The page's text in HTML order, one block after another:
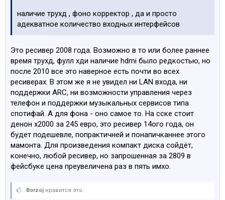
наличие трухд , фоно корректор , да и просто
адекватное количество входных интерфейсов
Это ресивер 2008 года. Возможно в то или более раннее
время трухд, фулл хди наличие hdmi было редкостью, но
после 2010 все это наверное есть почти во всех
ресиверах. В этом же я не увидел ни LAN входа, ни
поддержки ARC, ни возможности управления через
телефон и поддержки музыкальных сервисов типа
спотифай. А для фона - оно самое то. На сске стоит
денон х2000 за 245 евро, это ресивер 14ого года, он
будет подешевле, попрактичней и понапичканнее этого
мамонта. Для произведения компакт диска сойдёт,
конечно, любой ресивер, но запрошенная за 2809 в
фейсбуке цена преувеличена раз в пять имхо.
Borzoj нравится это.